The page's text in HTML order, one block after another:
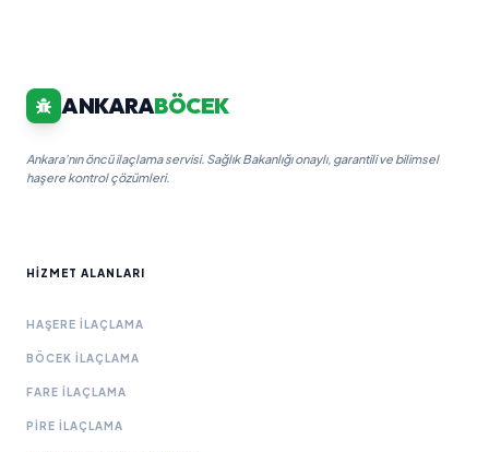
ANKARABÖCEK
Ankara'nın öncü ilaçlama servisi. Sağlık Bakanlığı onaylı, garantili ve bilimsel
haşere kontrol çözümleri.
HIZMET ALANLARI
HAŞERE İLAÇLAMA
BÖCEK İLAÇLAMA
FARE İLAÇLAMA
PIRE İLAÇLAMA